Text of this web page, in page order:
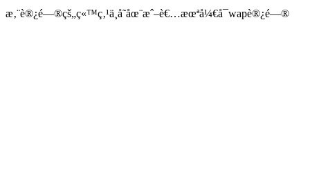
æ‚¨è®¿é—®çš„ç«™ç‚¹ä¸å­˜åœ¨æˆ–è€…æœªå¼€å¯wapè®¿é—®